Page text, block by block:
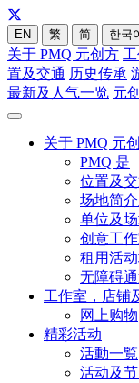
EN 繁 简 한국
关于 PMQ 元创方
置及交通 历史传承
最新及人气一览 元
关于 PMQ 元
PMQ 是
位置及
场地简
单位及
创意工
租用活
无障碍
工作室，店铺
网上购物
精彩活动
活動一覧
活动及节